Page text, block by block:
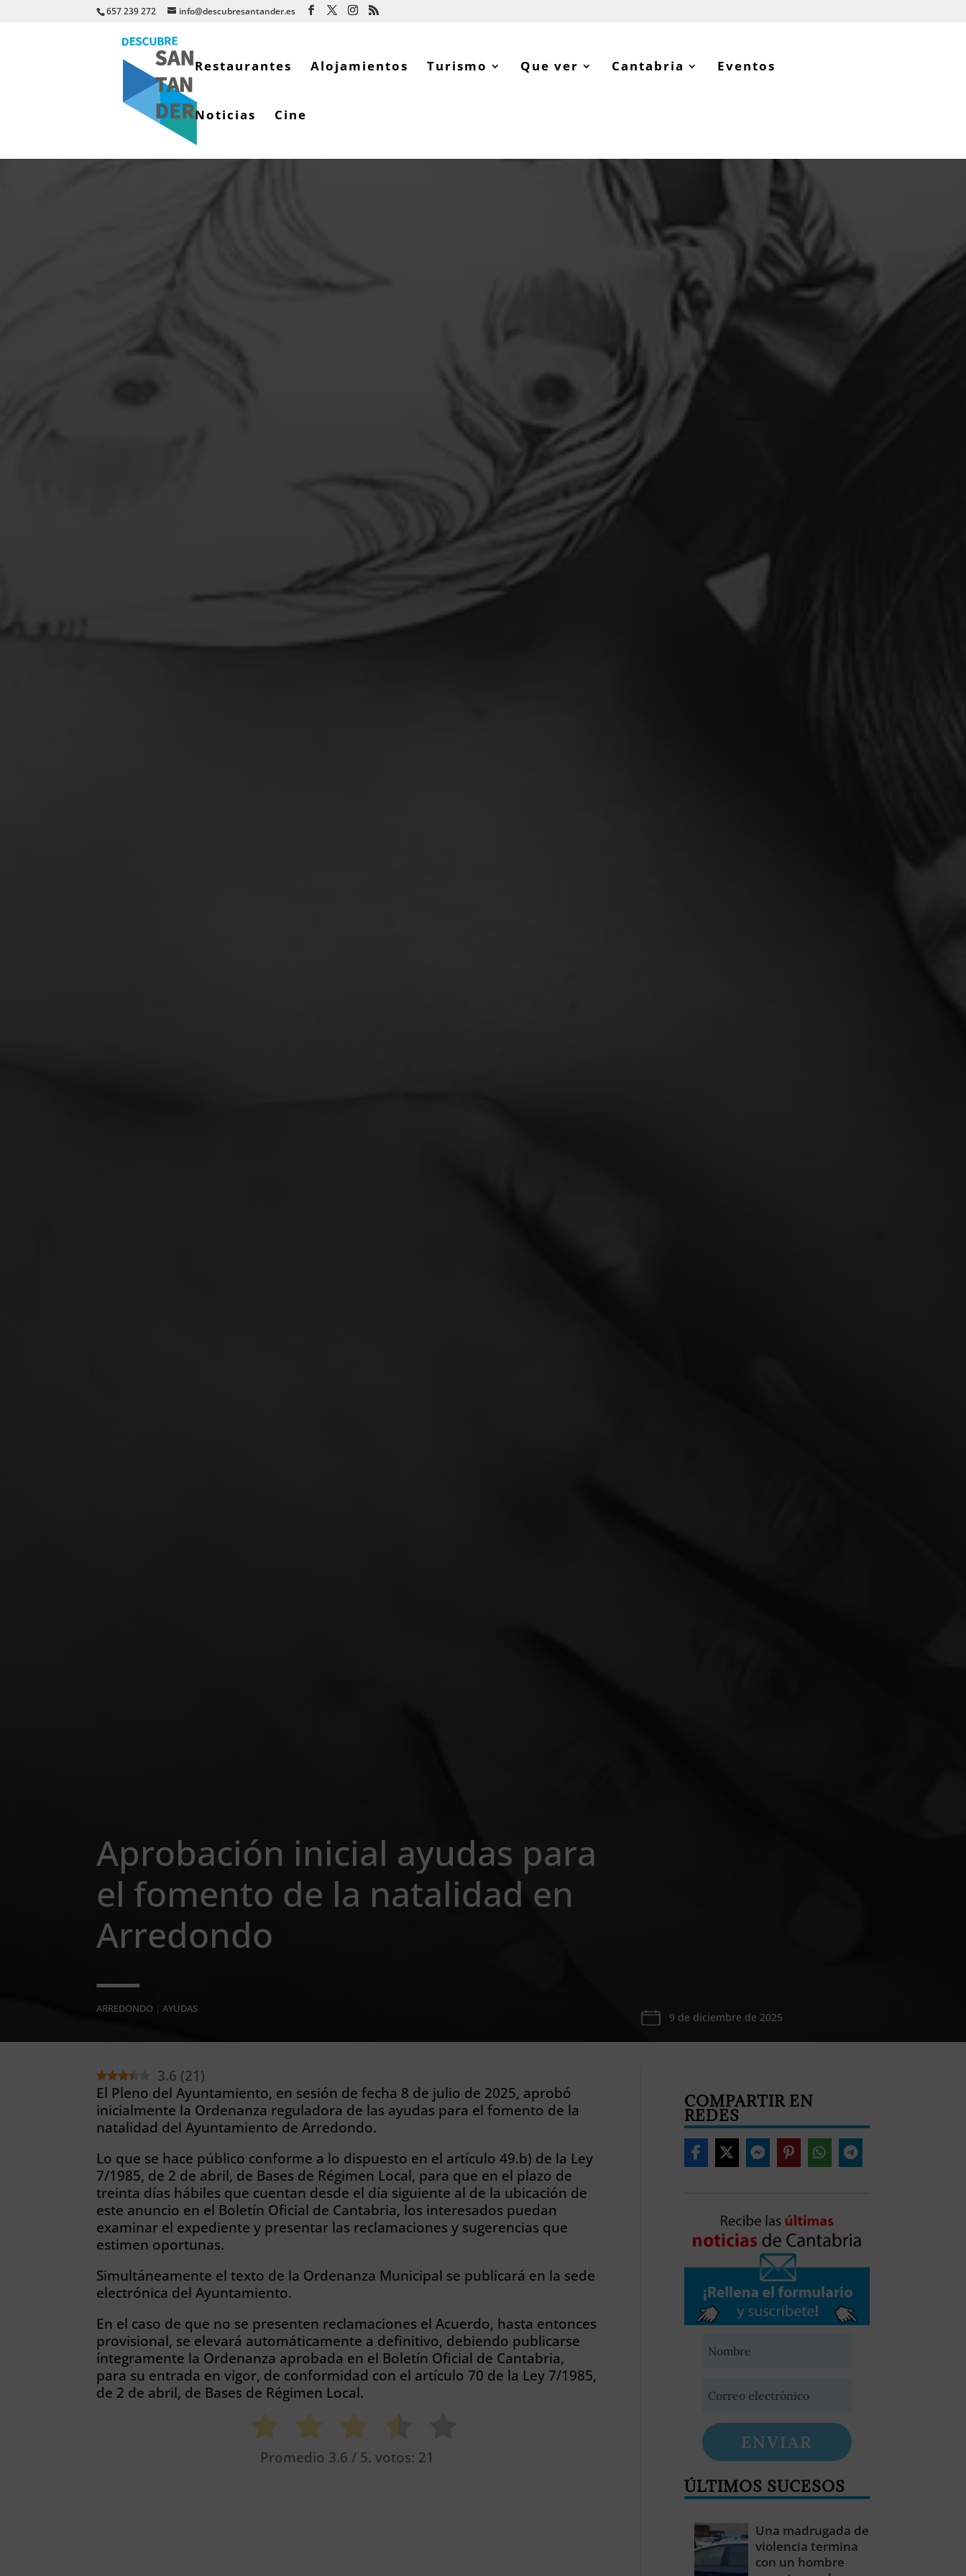
657 239 272 info@descubresantander.es
Restaurantes Alojamientos Turismo Que ver Cantabria Eventos
Noticias Cine
Aprobación inicial ayudas para
el fomento de la natalidad en
Arredondo
ARREDONDO |AYUDAS
9 de diciembre de 2025
3.6 (21)
El Pleno del Ayuntamiento, en sesión de fecha 8 de julio de 2025, aprobó
inicialmente la Ordenanza reguladora de las ayudas para el fomento de la
natalidad del Ayuntamiento de Arredondo.
Lo que se hace público conforme a lo dispuesto en el artículo 49.b) de la Ley
7/1985, de 2 de abril, de Bases de Régimen Local, para que en el plazo de
treinta días hábiles que cuentan desde el día siguiente al de la ubicación de
este anuncio en el Boletín Oficial de Cantabria, los interesados puedan
examinar el expediente y presentar las reclamaciones y sugerencias que
estimen oportunas.
Simultáneamente el texto de la Ordenanza Municipal se publicará en la sede
electrónica del Ayuntamiento.
En el caso de que no se presenten reclamaciones el Acuerdo, hasta entonces
provisional, se elevará automáticamente a definitivo, debiendo publicarse
íntegramente la Ordenanza aprobada en el Boletín Oficial de Cantabria,
para su entrada en vigor, de conformidad con el artículo 70 de la Ley 7/1985,
de 2 de abril, de Bases de Régimen Local.
Promedio 3.6 / 5. votos: 21
COMPARTIR EN
REDES
ENVIAR
ÚLTIMOS SUCESOS
Una madrugada de
violencia termina
con un hombre